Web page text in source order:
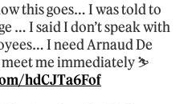
this goes… I was told to
… I said I don’t speak with
I need Arnaud De
me immediately ⛷
hdCJTa6Fof